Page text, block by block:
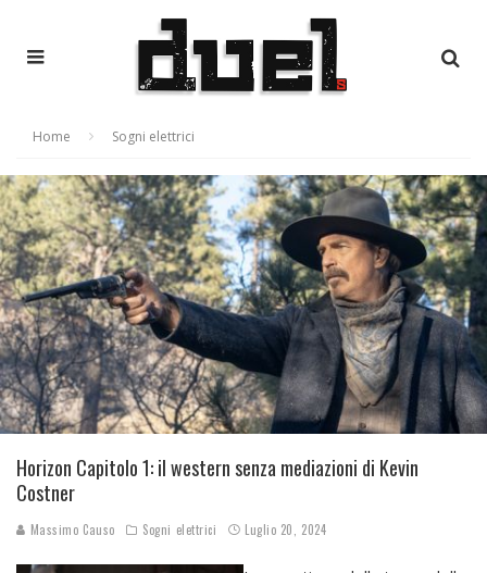
Home Sogni elettrici
Horizon Capitolo 1: il western senza mediazioni di Kevin
Costner
Massimo Causo Sogni elettrici Luglio 20, 2024